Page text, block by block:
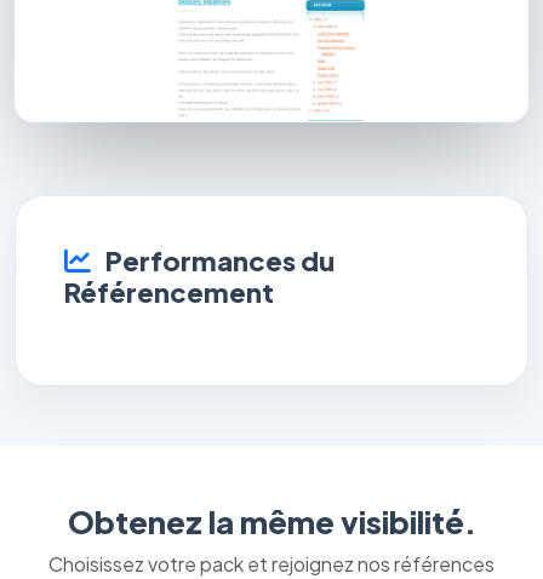
Performances du
Référencement
Obtenez la même visibilité.
Choisissez votre pack et rejoignez nos références